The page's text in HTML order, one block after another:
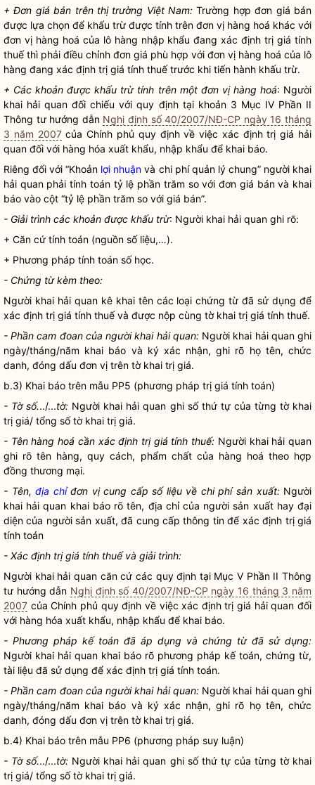
+ Đơn giá bán trên thị trường Việt Nam: Trường hợp đơn giá bán
được lựa chọn để khấu trừ được tính trên đơn vị hàng hoá khác với
đơn vị hàng hoá của lô hàng nhập khẩu đang xác định trị giá tính
thuế thì phải điều chỉnh đơn giá phù hợp với đơn vị hàng hoá của lô
hàng đang xác định trị giá tính thuế trước khi tiến hành khấu trừ.
+ Các khoản được khấu trừ tính trên một đơn vị hàng hoá: Người
khai hải quan đối chiếu với quy định tại khoản 3 Mục IV Phần II
Thông tư hướng dẫn Nghị định số 40/2007/NĐ-CP ngày 16 tháng
3 năm 2007của Chính phủ quy định về việc xác định trị giá hải
quan đối với hàng hóa xuất khẩu, nhập khẩu để khai báo.
Riêng đối với “Khoản lợi nhuận và chi phíquản lý chung” người khai
hải quanphải tính toán tỷ lệ phần trăm so với đơn giá bán và khai
báo vào cột “tỷ lệ phần trăm so với giá bán”.
- Giải trình các khoản được khấu trừ: Người khai hải quan ghi rõ:
+ Căn cứ tính toán (nguồn số liệu,…).
+ Phương pháp tính toán số học.
- Chứng từ kèm theo:
Người khai hải quankê khai tên các loại chứng từ đã sử dụng để
xác định trị giá tính thuế và được nộp cùng tờ khai trị giá tính thuế.
- Phần cam đoan củangười khai hải quan: Người khai hải quanghi
ngày/tháng/năm khai báo và ký xác nhận, ghi rõ họ tên, chức
danh, đóng dấu đơn vị trên tờ khai trị giá.
b.3) Khai báo trên mẫu PP5 (phương pháp trị giá tính toán)
- Tờ số.../...tờ: Người khai hải quan ghi số thứ tự của từng tờ khai
trị giá/ tổng số tờ khai trị giá.
- Tênhàng hoá cần xác định trị giá tính thuế: Người khai hải quan
ghi rõ tên hàng, quy cách, phẩm chất của hàng hoá theo hợp
đồng thương mại.
- Tên,địa chỉđơn vị cung cấp số liệu về chi phísản xuất: Người
khai hải quan khai báo rõ tên, địa chỉcủa người sản xuất hay đại
diện của người sản xuất, đã cung cấp thông tin để xác định trị giá
tính toán
- Xác định trị giá tính thuế và giải trình:
Người khai hải quancăn cứ các quy định tại Mục V Phần II Thông
tư hướng dẫn Nghị định số 40/2007/NĐ-CP ngày 16 tháng 3 năm
2007 của Chính phủ quy định về việc xác định trị giá hải quan đối
với hàng hóa xuất khẩu, nhập khẩu để khai báo.
- Phương pháp kế toán đã áp dụng và chứng từ đã sử dụng:
Người khai hải quan khai báo rõ phương pháp kế toán, chứng từ,
tài liệu đã sử dụng để xác định trị giá tính toán.
- Phần cam đoan củangười khai hải quan: Người khai hải quanghi
ngày/tháng/năm khai báo và ký xác nhận, ghi rõ họ tên, chức
danh, đóng dấu đơn vị trên tờ khai trị giá.
b.4) Khai báo trên mẫu PP6 (phương pháp suy luận)
- Tờ số.../...tờ: Người khai hải quan ghi số thứ tự của từng tờ khai
trị giá/ tổng số tờ khai trị giá.